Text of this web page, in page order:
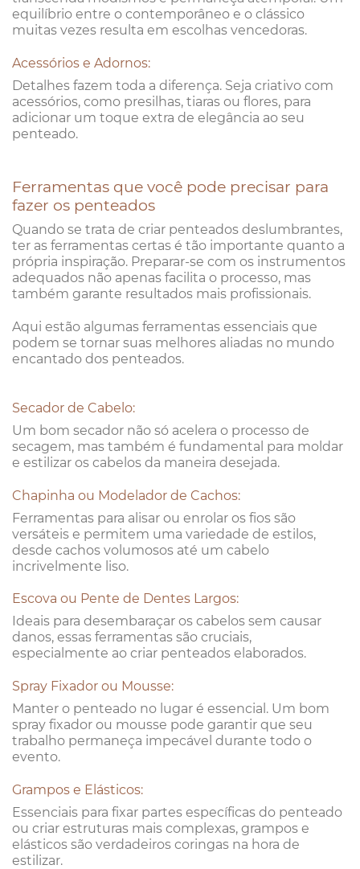
equilíbrio entre o contemporâneo e o clássico
muitas vezes resulta em escolhas vencedoras.
Acessórios e Adornos:
Detalhes fazem toda a diferença. Seja criativo com
acessórios, como presilhas, tiaras ou flores, para
adicionar um toque extra de elegância ao seu
penteado.
Ferramentas que você pode precisar para
fazer os penteados
Quando se trata de criar penteados deslumbrantes,
ter as ferramentas certas é tão importante quanto a
própria inspiração. Preparar-se com os instrumentos
adequados não apenas facilita o processo, mas
também garante resultados mais profissionais.
Aqui estão algumas ferramentas essenciais que
podem se tornar suas melhores aliadas no mundo
encantado dos penteados.
Secador de Cabelo:
Um bom secador não só acelera o processo de
secagem, mas também é fundamental para moldar
e estilizar os cabelos da maneira desejada.
Chapinha ou Modelador de Cachos:
Ferramentas para alisar ou enrolar os fios são
versáteis e permitem uma variedade de estilos,
desde cachos volumosos até um cabelo
incrivelmente liso.
Escova ou Pente de Dentes Largos:
Ideais para desembaraçar os cabelos sem causar
danos, essas ferramentas são cruciais,
especialmente ao criar penteados elaborados.
Spray Fixador ou Mousse:
Manter o penteado no lugar é essencial. Um bom
spray fixador ou mousse pode garantir que seu
trabalho permaneça impecável durante todo o
evento.
Grampos e Elásticos:
Essenciais para fixar partes específicas do penteado
ou criar estruturas mais complexas, grampos e
elásticos são verdadeiros coringas na hora de
estilizar.